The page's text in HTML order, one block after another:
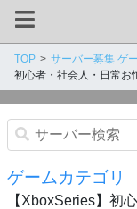
TOP サーバー募集 ゲ
初心者・社会人・日常お
ゲームカテゴリ
【XboxSeries】初